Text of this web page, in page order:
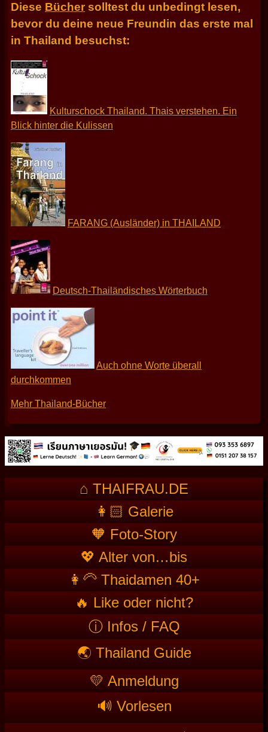
Diese Büchersolltest du unbedingt lesen,
bevor du deine neue Freundin das erste mal
in Thailand besuchst:
Kulturschock Thailand. Thais verstehen. Ein
Blick hinter die Kulissen
FARANG (Ausländer) in THAILAND
Deutsch-Thailändisches Wörterbuch
Auch ohne Worte überall
durchkommen
Mehr Thailand-Bücher
⌂ THAIFRAU.DE
👩🏻 Galerie
🧡 Foto-Story
💖 Alter von…bis
👩‍🦳 Thaidamen 40+
🔥 Like oder nicht?
ⓘ Infos / FAQ
🌏 Thailand Guide
💛 Anmeldung
🔊 Vorlesen